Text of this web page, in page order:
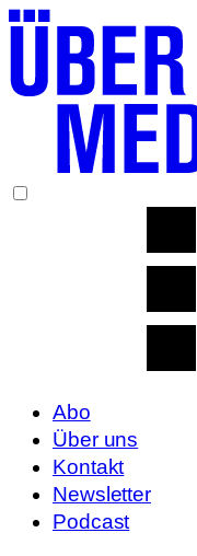
Abo
Über uns
Kontakt
Newsletter
Podcast